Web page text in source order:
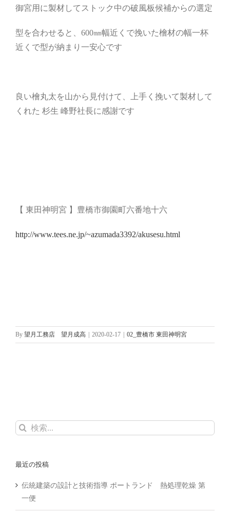
御宮用に製材してストック中の破風板候補からの選定
型を合わせると、600㎜幅近くで挽いた檜材の幅一杯
近くで型が納まり一安心です
良い檜丸太を山から見付けて、上手く挽いて製材して
くれた 杉生 峰野社長に感謝です
【 東田神明宮 】豊橋市御園町六番地十六
http://www.tees.ne.jp/~azumada3392/akusesu.html
By 望月工務店 望月成高 2020-02-17 02_豊橋市 東田神明宮
検
最近の投稿
伝統建築の設計と技術指導 ポートランド 熱処理乾燥 第
一便